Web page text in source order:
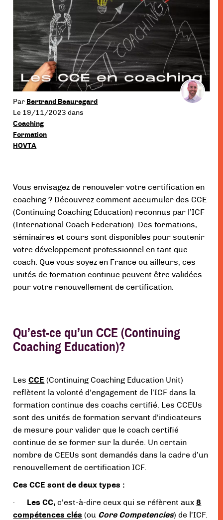
Par Bertrand Beauregard
Le 19/11/2023 dans
Coaching
Formation
HOVTA
Vous envisagez de renouveler votre certification en
coaching ? Découvrez comment accumuler des CCE
(Continuing Coaching Education) reconnus par l’ICF
(International Coach Federation). Des formations,
séminaires et cours sont disponibles pour soutenir
votre développement professionnel en tant que
coach. Que vous soyez en France ou ailleurs, ces
unités de formation continue peuvent être validées
pour votre renouvellement de certification.
Qu’est-ce qu’un CCE (Continuing
Coaching Education)?
LesCCE (Continuing Coaching Education Unit)
reflètent la volonté d’engagement de l’ICF dans la
formation continue des coachs certifié. Les CCEUs
sont des unités de formation servant d’indicateurs
de mesure pour valider que le coach certifié
continue de se former sur la durée. Un certain
nombre de CEEUs sont demandés dans la cadre d’un
renouvellement de certification ICF.
Ces CCE sont de deux types :
· Les CC, c’est-à-dire ceux qui se réfèrent aux8
compétences clés (ou Core Competencies) de l’ICF.